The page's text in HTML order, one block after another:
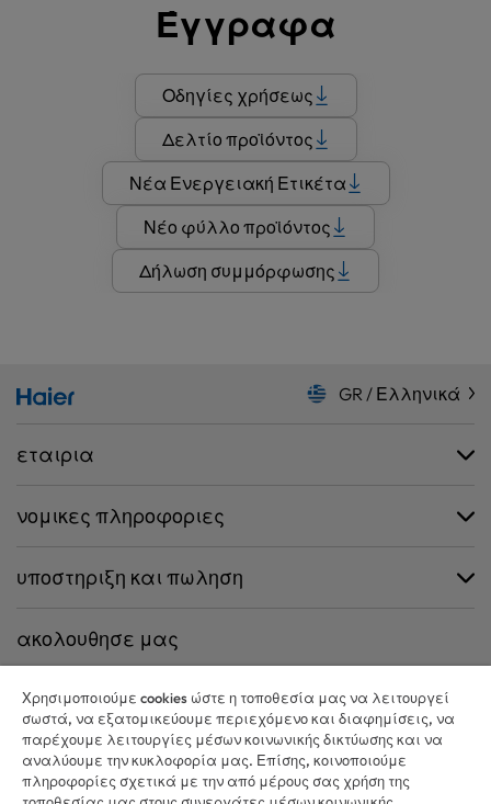
Έγγραφα
Οδηγίες χρήσεως
Δελτίο προϊόντος
Νέα Ενεργειακή Ετικέτα
Νέο φύλλο προϊόντος
Δήλωση συμμόρφωσης
GR / Ελληνικά
εταιρια
νομικες πληροφοριες
υποστηριξη και πωληση
ακολουθησε μας
CANDY HOOVER GROUP S.r.I. - Μοναδικός Μέτοχος - ΕΔΡΑ: Via Comolli,
57 - 20861 Brugherio (MB) - Ιταλία - ΔΙΟΙΚΗΤΙΚΑ ΓΡΑΦΕΙΑ: Via Privata Eden
Fumagalli snc - 20861 Brugherio (MB) και Via Trento n. 20/A-22 - 20871
Χρησιμοποιούμε cookies ώστε η τοποθεσία μας να λειτουργεί
σωστά, να εξατομικεύουμε περιεχόμενο και διαφημίσεις, να
παρέχουμε λειτουργίες μέσων κοινωνικής δικτύωσης και να
αναλύουμε την κυκλοφορία μας. Επίσης, κοινοποιούμε
πληροφορίες σχετικά με την από μέρους σας χρήση της